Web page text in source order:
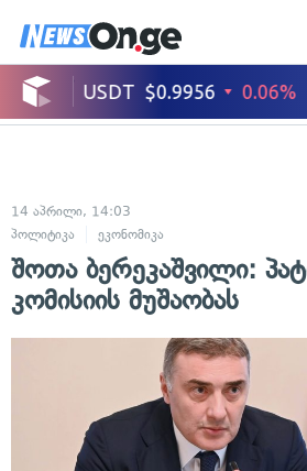
14 აპრილი, 14:03
პოლიტიკა
ეკონომიკა
შოთა ბერეკაშვილი:
კომისიის მუშაობას